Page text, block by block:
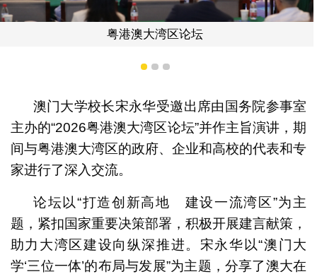
1 2 3
澳门大学校长宋永华受邀出席由国务院参事室
主办的“2026粤港澳大湾区论坛”并作主旨演讲，期
间与粤港澳大湾区的政府、企业和高校的代表和专
家进行了深入交流。
论坛以“打造创新⾼地 建设⼀流湾区”为主
题，紧扣国家重要决策部署，积极开展建言献策，
助力大湾区建设向纵深推进。宋永华以“澳门大
学‘三位一体’的布局与发展”为主题，分享了澳大在